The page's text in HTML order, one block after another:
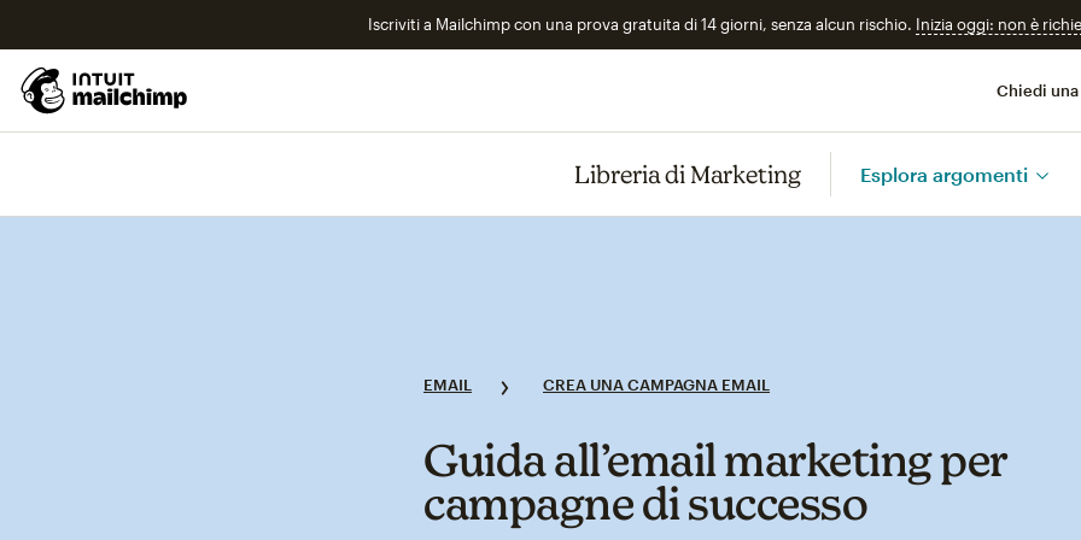
Iscriviti a Mailchimp con una prova gratuita di 14 giorni, senza alcun rischio. Inizia oggi: non è
Chiedi
Libreria di Marketing Esplora argomenti
EMAIL CREA UNA CAMPAGNA EMAIL
Guida all’email marketing per
campagne di successo